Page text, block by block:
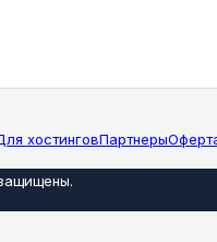
хостинговПартнеры
.